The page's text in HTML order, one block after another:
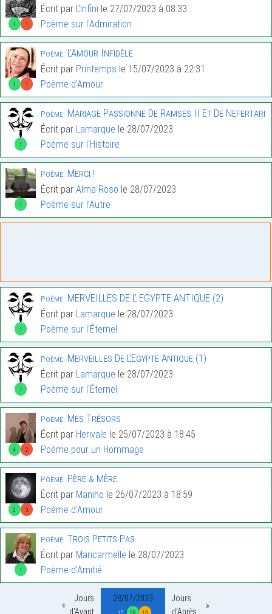
1 1
Écrit par L’Infini le 27/07/2023 à 08:33
Poème sur l'Admiration
1 1
Poème: L’Amour Infidèle
Écrit par Printemps le 15/07/2023 à 22:31
Poème d'Amour
1
Poème: Mariage Passionne De Ramses II Et De Nefertari
Écrit par Lamarque le 28/07/2023
Poème sur l'Histoire
1
Poème: Merci !
Écrit par Alma Roso le 28/07/2023
Poème sur l'Autre
1
Poème: MERVEILLES DE L’ EGYPTE ANTIQUE (2)
Écrit par Lamarque le 28/07/2023
Poème sur l'Éternel
1
Poème: Merveilles De L’Egypte Antique (1)
Écrit par Lamarque le 28/07/2023
Poème sur l'Éternel
4 2
Poème: Mes Trésors
Écrit par Herivale le 25/07/2023 à 18:45
Poème pour un Hommage
2 3
Poème: Père & Mère.
Écrit par Maniho le 26/07/2023 à 18:59
Poème d'Amour
1
Poème: Trois Petits Pas.
Écrit par Maricarmelle le 28/07/2023
Poème d'Amitié
Jours
d'Avant
28/07/2023
15 28 13
Jours
d'Après